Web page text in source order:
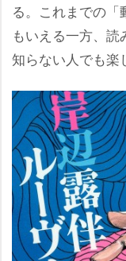
る。これまでの「
もいえる一方、
知らない人でも楽